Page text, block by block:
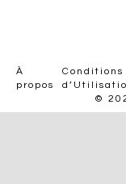
À
propos
Conditions
©